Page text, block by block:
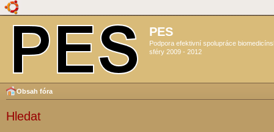
PES
Podpora efektivní spolupráce
sféry 2009 - 2012
Obsah fóra
Hledat